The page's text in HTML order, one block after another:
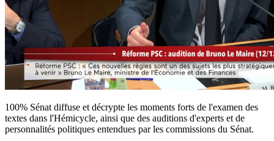
100% Sénat diffuse et décrypte les moments forts de l'examen des
textes dans l'Hémicycle, ainsi que des auditions d'experts et de
personnalités politiques entendues par les commissions du Sénat.